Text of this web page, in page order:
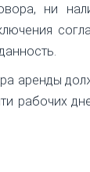
ни
аренды
рабочих